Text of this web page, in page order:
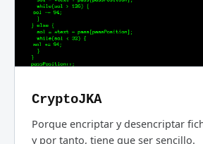
CryptoJKA
Porque encriptar y desencriptar
y por tanto, tiene que ser sencillo.